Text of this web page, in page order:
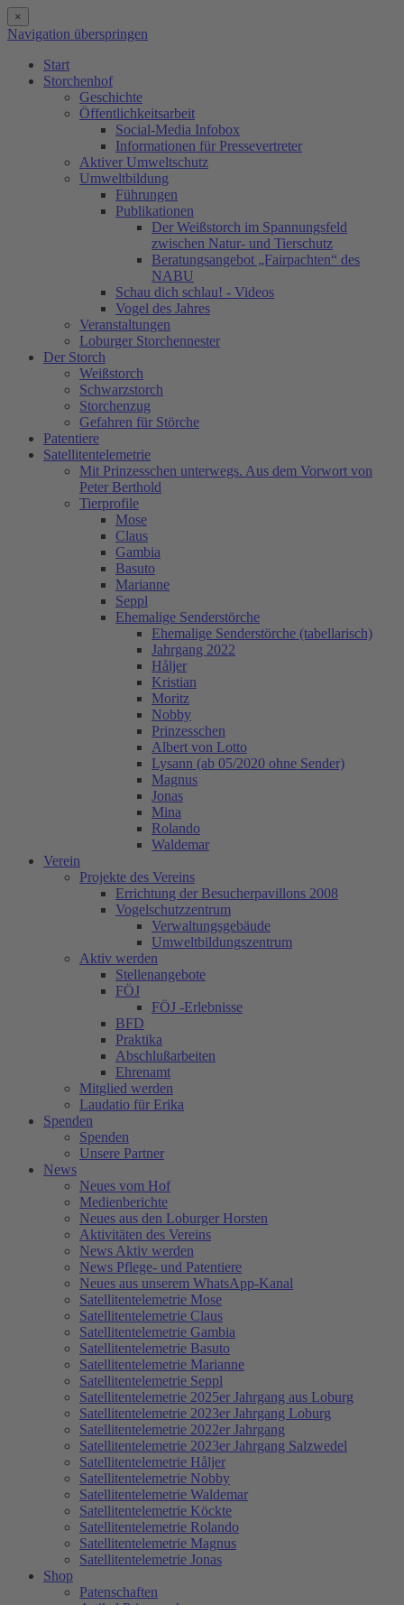
×
Navigation überspringen
Start
Storchenhof
Geschichte
Öffentlichkeitsarbeit
Social-Media Infobox
Informationen für Pressevertreter
Aktiver Umweltschutz
Umweltbildung
Führungen
Publikationen
Der Weißstorch im Spannungsfeld
zwischen Natur- und Tierschutz
Beratungsangebot „Fairpachten“ des
NABU
Schau dich schlau! - Videos
Vogel des Jahres
Veranstaltungen
Loburger Storchennester
Der Storch
Weißstorch
Schwarzstorch
Storchenzug
Gefahren für Störche
Patentiere
Satellitentelemetrie
Mit Prinzesschen unterwegs. Aus dem Vorwort von
Peter Berthold
Tierprofile
Mose
Claus
Gambia
Basuto
Marianne
Seppl
Ehemalige Senderstörche
Ehemalige Senderstörche (tabellarisch)
Jahrgang 2022
Håljer
Kristian
Moritz
Nobby
Prinzesschen
Albert von Lotto
Lysann (ab 05/2020 ohne Sender)
Magnus
Jonas
Mina
Rolando
Waldemar
Verein
Projekte des Vereins
Errichtung der Besucherpavillons 2008
Vogelschutzzentrum
Verwaltungsgebäude
Umweltbildungszentrum
Aktiv werden
Stellenangebote
FÖJ
FÖJ -Erlebnisse
BFD
Praktika
Abschlußarbeiten
Ehrenamt
Mitglied werden
Laudatio für Erika
Spenden
Spenden
Unsere Partner
News
Neues vom Hof
Medienberichte
Neues aus den Loburger Horsten
Aktivitäten des Vereins
News Aktiv werden
News Pflege- und Patentiere
Neues aus unserem WhatsApp-Kanal
Satellitentelemetrie Mose
Satellitentelemetrie Claus
Satellitentelemetrie Gambia
Satellitentelemetrie Basuto
Satellitentelemetrie Marianne
Satellitentelemetrie Seppl
Satellitentelemetrie 2025er Jahrgang aus Loburg
Satellitentelemetrie 2023er Jahrgang Loburg
Satellitentelemetrie 2022er Jahrgang
Satellitentelemetrie 2023er Jahrgang Salzwedel
Satellitentelemetrie Håljer
Satellitentelemetrie Nobby
Satellitentelemetrie Waldemar
Satellitentelemetrie Köckte
Satellitentelemetrie Rolando
Satellitentelemetrie Magnus
Satellitentelemetrie Jonas
Shop
Patenschaften